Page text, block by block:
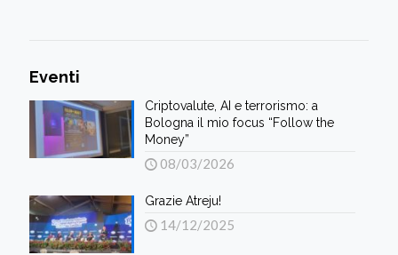
Eventi
Criptovalute, AI e terrorismo: a
Bologna il mio focus “Follow the
Money”
08/03/2026
Grazie Atreju!
14/12/2025